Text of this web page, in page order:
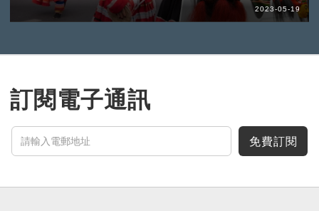
2023-05-19
訂閱電子通訊
免費訂閱